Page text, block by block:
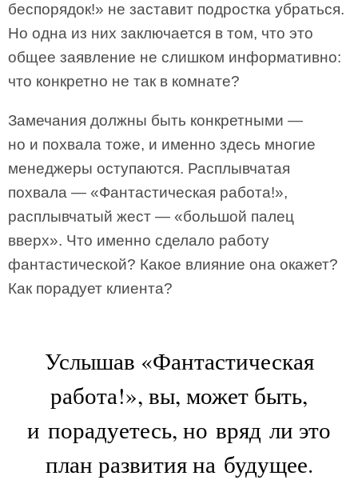
беспорядок!» не заставит подростка убраться.
Но одна из них заключается в том, что это
общее заявление не слишком информативно:
что конкретно не так в комнате?
Замечания должны быть конкретными —
но и похвала тоже, и именно здесь многие
менеджеры оступаются. Расплывчатая
похвала — «Фантастическая работа!»,
расплывчатый жест — «большой палец
вверх». Что именно сделало работу
фантастической? Какое влияние она окажет?
Как порадует клиента?
Услышав «Фантастическая
работа!», вы, может быть,
и порадуетесь, но вряд ли это
план развития на будущее.